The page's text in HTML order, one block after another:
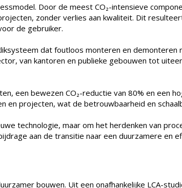
Door de meest CO₂-intensieve
zonder verlies aan kwaliteit. Dit
de gebruiker.
dat foutloos monteren en demonteren
van kantoren en publieke gebouwen tot
een bewezen CO₂-reductie van 80% en een
projecten, wat de betrouwbaarheid en
technologie, maar om het herdenken van
aan de transitie naar een duurzamere en
bouwen. Uit een onafhankelijke LCA-